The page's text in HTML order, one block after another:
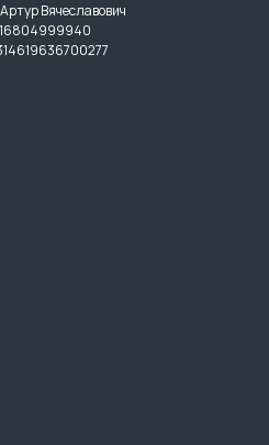
Вячеславович